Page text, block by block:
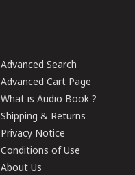
Advanced Search
Advanced Cart Page
What is Audio Book ?
Shipping & Returns
Privacy Notice
Conditions of Use
About Us